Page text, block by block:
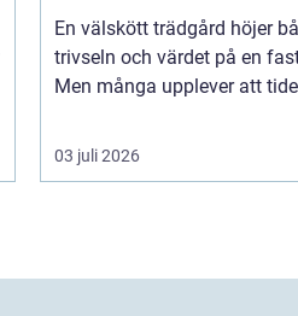
En välskött trädgård höjer
trivseln och värdet på en
Men många upplever att
03 juli 2026